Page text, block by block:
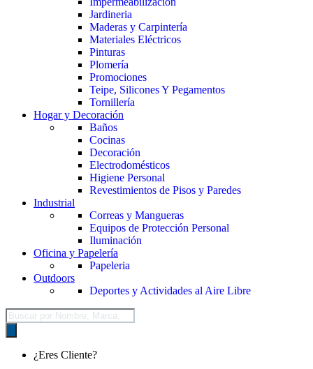
Jardineria
Maderas y Carpintería
Materiales Eléctricos
Pinturas
Plomería
Promociones
Teipe, Silicones Y Pegamentos
Tornillería
Hogar y Decoración
Baños
Cocinas
Decoración
Electrodomésticos
Higiene Personal
Revestimientos de Pisos y Paredes
Industrial
Correas y Mangueras
Equipos de Protección Personal
Iluminación
Oficina y Papelería
Papeleria
Outdoors
Deportes y Actividades al Aire Libre
Búsqueda
de
productos
¿Eres Cliente?